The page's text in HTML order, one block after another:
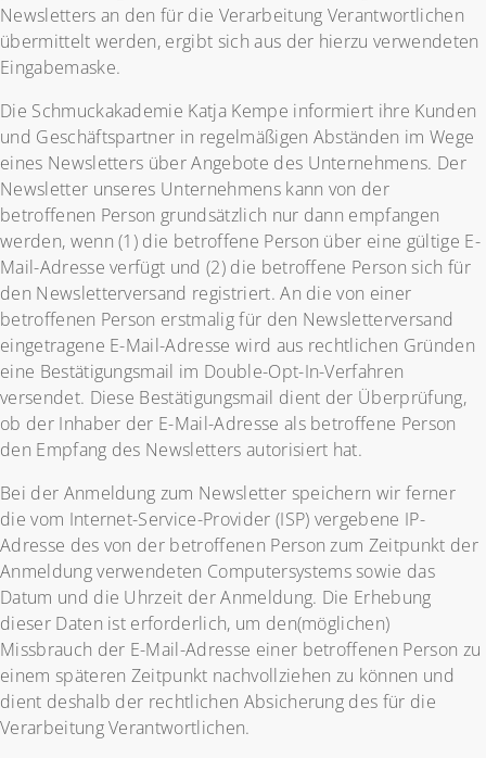
Newsletters an den für die Verarbeitung Verantwortlichen
übermittelt werden, ergibt sich aus der hierzu verwendeten
Eingabemaske.
Die Schmuckakademie Katja Kempe informiert ihre Kunden
und Geschäftspartner in regelmäßigen Abständen im Wege
eines Newsletters über Angebote des Unternehmens. Der
Newsletter unseres Unternehmens kann von der
betroffenen Person grundsätzlich nur dann empfangen
werden, wenn (1) die betroffene Person über eine gültige E-
Mail-Adresse verfügt und (2) die betroffene Person sich für
den Newsletterversand registriert. An die von einer
betroffenen Person erstmalig für den Newsletterversand
eingetragene E-Mail-Adresse wird aus rechtlichen Gründen
eine Bestätigungsmail im Double-Opt-In-Verfahren
versendet. Diese Bestätigungsmail dient der Überprüfung,
ob der Inhaber der E-Mail-Adresse als betroffene Person
den Empfang des Newsletters autorisiert hat.
Bei der Anmeldung zum Newsletter speichern wir ferner
die vom Internet-Service-Provider (ISP) vergebene IP-
Adresse des von der betroffenen Person zum Zeitpunkt der
Anmeldung verwendeten Computersystems sowie das
Datum und die Uhrzeit der Anmeldung. Die Erhebung
dieser Daten ist erforderlich, um den(möglichen)
Missbrauch der E-Mail-Adresse einer betroffenen Person zu
einem späteren Zeitpunkt nachvollziehen zu können und
dient deshalb der rechtlichen Absicherung des für die
Verarbeitung Verantwortlichen.